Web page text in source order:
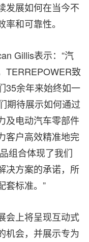
发展如何在当今不
和可靠性。
Gillis表示：“汽
TERREPOWER致
35余年来始终如一
期待展示如何通过
电动汽车零部件
户高效精准地完
组合体现了我们
决方案的承诺，所
套标准。”
会上将呈现互动式
机会，并展示专为